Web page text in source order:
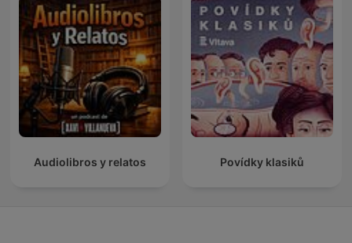
Audiolibros y relatos Povídky klasiků